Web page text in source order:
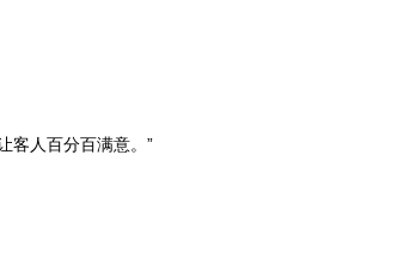
客人百分百满意。”